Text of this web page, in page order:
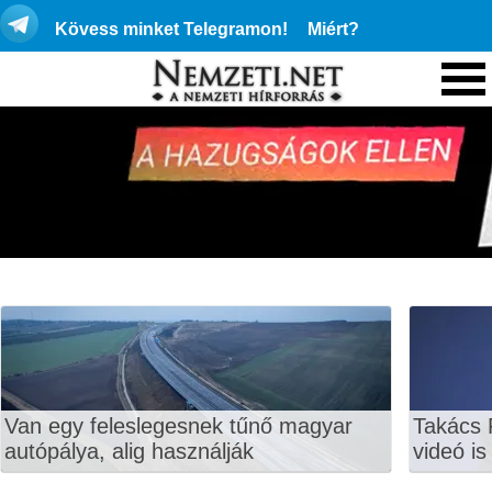
Kövess minket Telegramon! Miért?
Van egy feleslegesnek tűnő magyar
autópálya, alig használják
Takács
videó